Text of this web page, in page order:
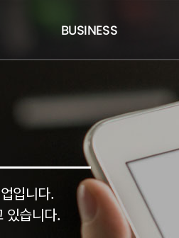
BUSINESS
입니다.
있습니다.